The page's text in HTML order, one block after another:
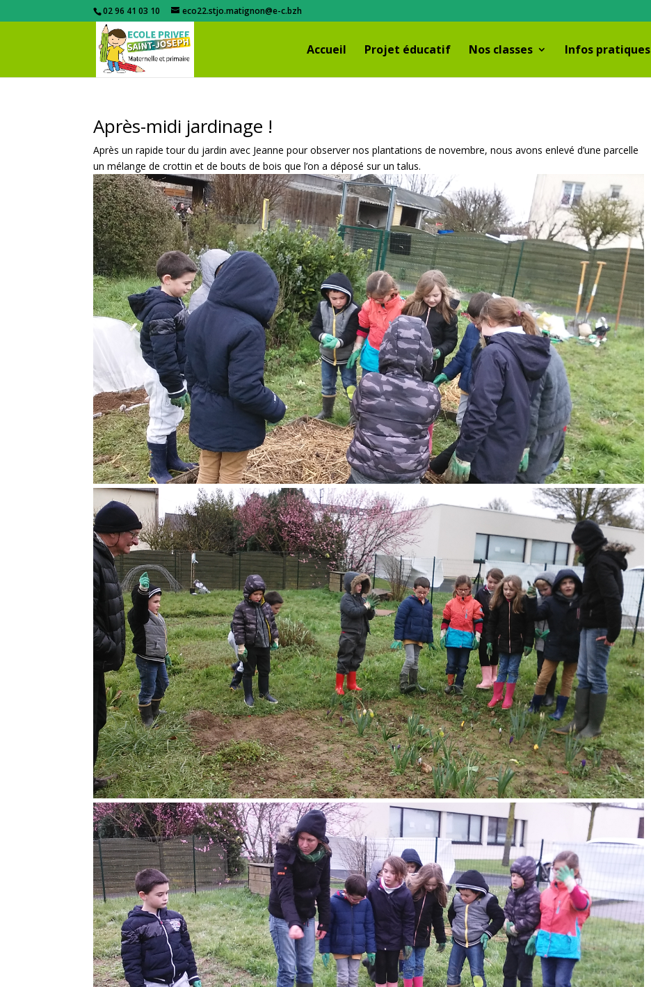
02 96 41 03 10 eco22.stjo.matignon@e-c.bzh
Accueil Projet éducatif Nos classes Infos pratiques
Après-midi jardinage !
Après un rapide tour du jardin avec Jeanne pour observer nos plantations de novembre, nous avons enlevé d’une parcelle
un mélange de crottin et de bouts de bois que l’on a déposé sur un talus.